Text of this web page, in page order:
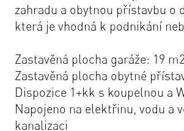
zahradu a obytnou přístavbu o
která je vhodná k podnikání
Zastavěná plocha garáže: 19 m2
Zastavěná plocha obytné
Dispozice 1+kk s koupelnou a
Napojeno na elektřinu, vodu a
kanalizaci